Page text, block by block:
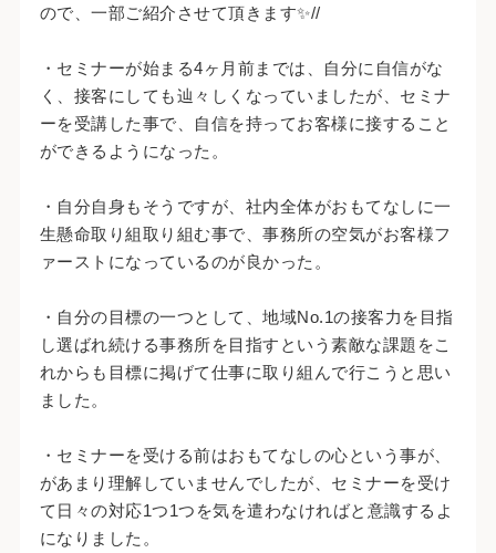
ので、一部ご紹介させて頂きます✨//
・セミナーが始まる4ヶ月前までは、自分に自信がな
く、接客にしても辿々しくなっていましたが、セミナ
ーを受講した事で、自信を持ってお客様に接すること
ができるようになった。
・自分自身もそうですが、社内全体がおもてなしに一
生懸命取り組取り組む事で、事務所の空気がお客様フ
ァーストになっているのが良かった。
・自分の目標の一つとして、地域No.1の接客力を目指
し選ばれ続ける事務所を目指すという素敵な課題をこ
れからも目標に掲げて仕事に取り組んで行こうと思い
ました。
・セミナーを受ける前はおもてなしの心という事が、
があまり理解していませんでしたが、セミナーを受け
て日々の対応1つ1つを気を遣わなければと意識するよ
になりました。